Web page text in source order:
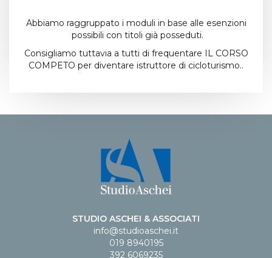
Abbiamo raggruppato i moduli in base alle esenzioni
possibili con titoli già posseduti.
Consigliamo tuttavia a tutti di frequentare IL CORSO
COMPETO per diventare istruttore di cicloturismo..
STUDIO ASCHEI & ASSOCIATI
info@studioaschei.it
019 8940195
392 6069235